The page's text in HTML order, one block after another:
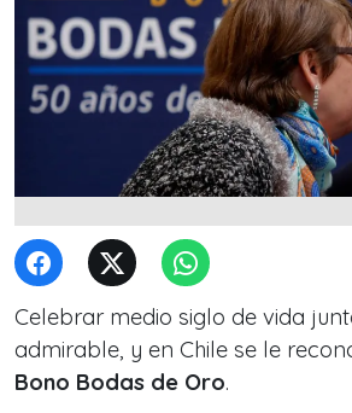
Celebrar medio siglo de vida
admirable, y en Chile se le
Bono Bodas de Oro.